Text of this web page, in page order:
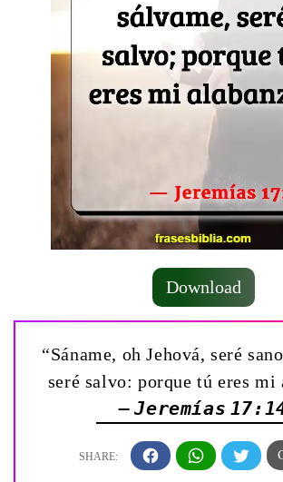
Download
“Sáname, oh Jehová, seré
seré salvo: porque tú eres mi
— Jeremías